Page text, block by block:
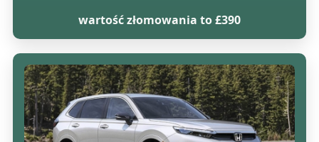
wartość złomowania to £390